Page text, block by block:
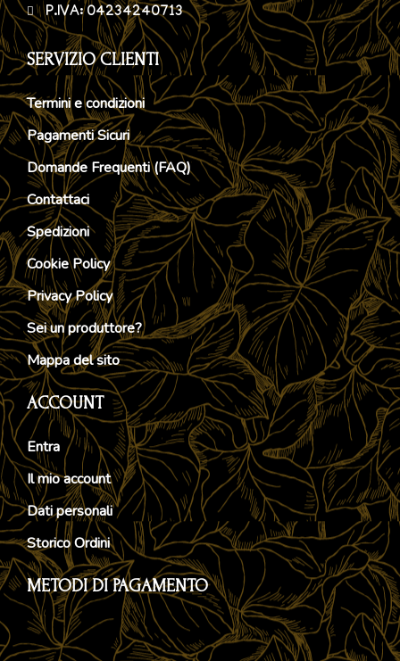
P.IVA: 04234240713
SERVIZIO CLIENTI
Termini e condizioni
Pagamenti Sicuri
Domande Frequenti (FAQ)
Contattaci
Spedizioni
Cookie Policy
Privacy Policy
Sei un produttore?
Mappa del sito
ACCOUNT
Entra
Il mio account
Dati personali
Storico Ordini
METODI DI PAGAMENTO